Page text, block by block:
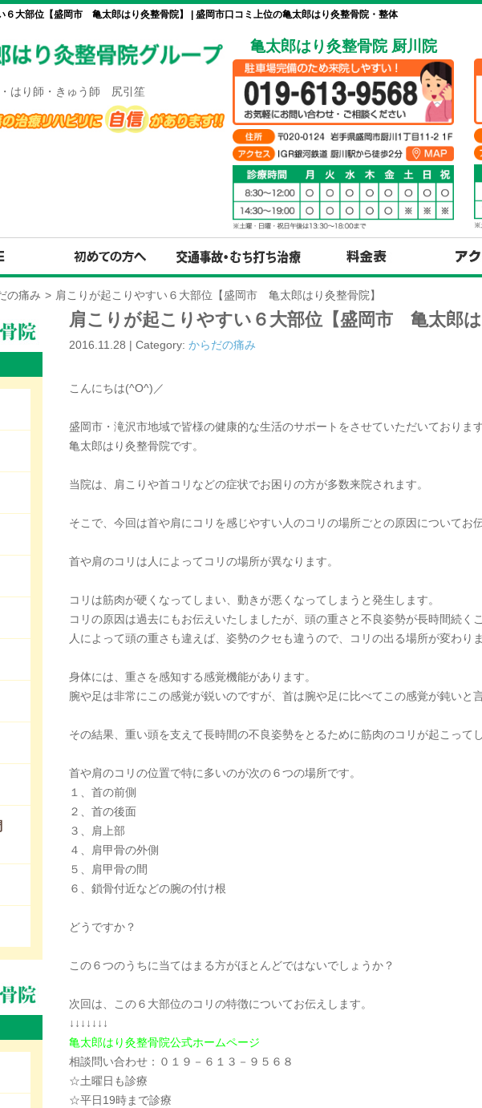
６大部位【盛岡市 亀太郎はり灸整骨院】 | 盛岡市口コミ上位の亀太郎はり灸整骨院・整体
はり師・きゅう師 尻引笙
亀太郎はり灸整骨院 厨川院
の痛み > 肩こりが起こりやすい６大部位【盛岡市 亀太郎はり灸整骨院】
肩こりが起こりやすい６大部位【盛岡市 亀太郎は
2016.11.28 | Category: からだの痛み
こんにちは(^O^)／
盛岡市・滝沢市地域で皆様の健康的な生活のサポートをさせていただいております
亀太郎はり灸整骨院です。
当院は、肩こりや首コリなどの症状でお困りの方が多数来院されます。
そこで、今回は首や肩にコリを感じやすい人のコリの場所ごとの原因についてお伝
首や肩のコリは人によってコリの場所が異なります。
コリは筋肉が硬くなってしまい、動きが悪くなってしまうと発生します。
コリの原因は過去にもお伝えいたしましたが、頭の重さと不良姿勢が長時間続くこ
人によって頭の重さも違えば、姿勢のクセも違うので、コリの出る場所が変わりま
身体には、重さを感知する感覚機能があります。
腕や足は非常にこの感覚が鋭いのですが、首は腕や足に比べてこの感覚が鈍いと
その結果、重い頭を支えて長時間の不良姿勢をとるために筋肉のコリが起こってし
首や肩のコリの位置で特に多いのが次の６つの場所です。
１、首の前側
２、首の後面
３、肩上部
４、肩甲骨の外側
５、肩甲骨の間
６、鎖骨付近などの腕の付け根
どうですか？
この６つのうちに当てはまる方がほとんどではないでしょうか？
次回は、この６大部位のコリの特徴についてお伝えします。
↓↓↓↓↓↓↓
亀太郎はり灸整骨院公式ホームページ
相談問い合わせ：０１９－６１３－９５６８
☆土曜日も診療
☆平日19時まで診療